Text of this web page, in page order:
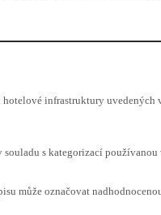
infrastruktury uvedených
s kategorizací
může označovat